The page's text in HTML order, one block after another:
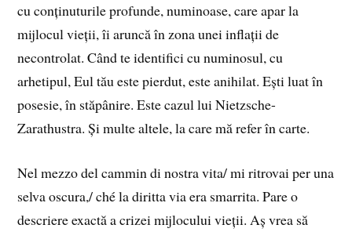
cu conținuturile profunde, numinoase, care apar la
mijlocul vieții, îi aruncă în zona unei inflații de
necontrolat. Când te identifici cu numinosul, cu
arhetipul, Eul tău este pierdut, este anihilat. Ești luat în
posesie, în stăpânire. Este cazul lui Nietzsche-
Zarathustra. Și multe altele, la care mă refer în carte.
Nel mezzo del cammin di nostra vita/ mi ritrovai per una
selva oscura,/ ché la diritta via era smarrita. Pare o
descriere exactă a crizei mijlocului vieții. Aș vrea să